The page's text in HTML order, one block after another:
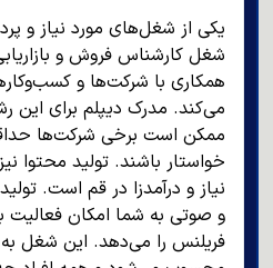
یکی از شغل‌های مورد نیاز و
شغل کارشناس فروش و
همکاری با شرکت‌ها و
می‌کند. مدرک دیپلم برای این
ممکن است برخی شرکت‌ها
خواستار باشند. تولید محتوا
نیاز و درآمدزا در قم است.
و صوتی به شما امکان فعالیت
فریلنس را می‌دهد. این شغل به